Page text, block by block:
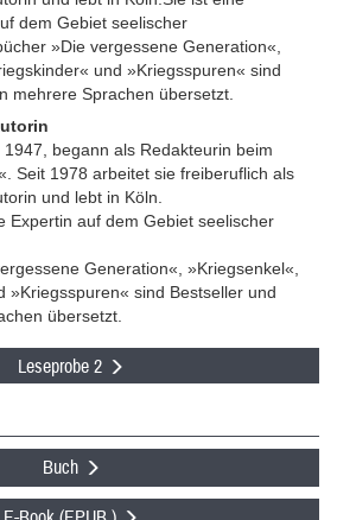
dem Gebiet seelischer
»Die vergessene Generation«,
und »Kriegsspuren« sind
mehrere Sprachen übersetzt.
begann als Redakteurin beim
Seit 1978 arbeitet sie freiberuflich als
und lebt in Köln.
Expertin auf dem Gebiet seelischer
Generation«, »Kriegsenkel«,
»Kriegsspuren« sind Bestseller und
übersetzt.
Leseprobe 2
Buch